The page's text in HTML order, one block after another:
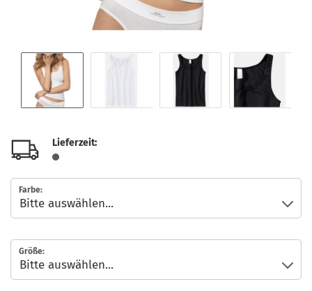
Lieferzeit:
Farbe:
Größe: